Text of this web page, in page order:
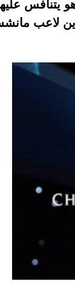
يتنافس
لاعب